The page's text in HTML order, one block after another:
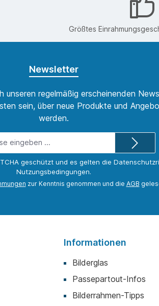
Größtes
Newsletter
unseren regelmäßig erscheinenden
sein, über neue Produkte und
werden.
Mail-
Adresse*
geschützt und es gelten die
Nutzungsbedingungen.
zur Kenntnis genommen und die AGB
Informationen
Bilderglas
Passepartout-Infos
Bilderrahmen-Tipps